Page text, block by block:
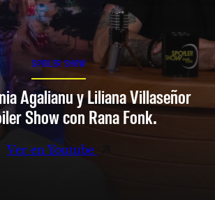
SPOILER SHOW
Agalianu y Liliana Villaseñor
Show con Rana Fonk.
Ver en Youtube